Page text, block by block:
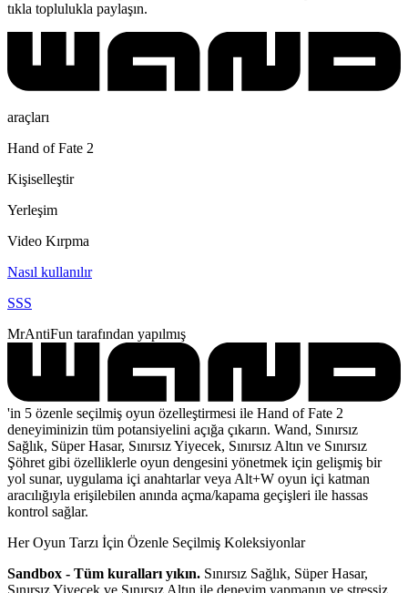
tıkla toplulukla paylaşın.
araçları
Hand of Fate 2
Kişiselleştir
Yerleşim
Video Kırpma
Nasıl kullanılır
SSS
MrAntiFun tarafından yapılmış
'in 5 özenle seçilmiş oyun özelleştirmesi ile Hand of Fate 2
deneyiminizin tüm potansiyelini açığa çıkarın. Wand, Sınırsız
Sağlık, Süper Hasar, Sınırsız Yiyecek, Sınırsız Altın ve Sınırsız
Şöhret gibi özelliklerle oyun dengesini yönetmek için gelişmiş bir
yol sunar, uygulama içi anahtarlar veya Alt+W oyun içi katman
aracılığıyla erişilebilen anında açma/kapama geçişleri ile hassas
kontrol sağlar.
Her Oyun Tarzı İçin Özenle Seçilmiş Koleksiyonlar
Sandbox - Tüm kuralları yıkın. Sınırsız Sağlık, Süper Hasar,
Sınırsız Yiyecek ve Sınırsız Altın ile deneyim yapmanın ve stressiz